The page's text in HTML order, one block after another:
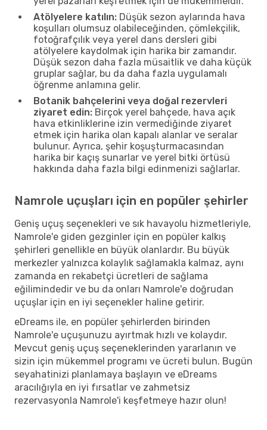
Atölyelere katılın: Düşük sezon aylarında hava
koşulları olumsuz olabileceğinden, çömlekçilik,
fotoğrafçılık veya yerel dans dersleri gibi
atölyelere kaydolmak için harika bir zamandır.
Düşük sezon daha fazla müsaitlik ve daha küçük
gruplar sağlar, bu da daha fazla uygulamalı
öğrenme anlamına gelir.
Botanik bahçelerini veya doğal rezervleri
ziyaret edin: Birçok yerel bahçede, hava açık
hava etkinliklerine izin vermediğinde ziyaret
etmek için harika olan kapalı alanlar ve seralar
bulunur. Ayrıca, şehir koşuşturmacasından
harika bir kaçış sunarlar ve yerel bitki örtüsü
hakkında daha fazla bilgi edinmenizi sağlarlar.
Namrole uçuşları için en popüler şehirler
Geniş uçuş seçenekleri ve sık havayolu hizmetleriyle,
Namrole'e giden gezginler için en popüler kalkış
şehirleri genellikle en büyük olanlardır. Bu büyük
merkezler yalnızca kolaylık sağlamakla kalmaz, aynı
zamanda en rekabetçi ücretleri de sağlama
eğilimindedir ve bu da onları Namrole'e doğrudan
uçuşlar için en iyi seçenekler haline getirir.
eDreams ile, en popüler şehirlerden birinden
Namrole'e uçuşunuzu ayırtmak hızlı ve kolaydır.
Mevcut geniş uçuş seçeneklerinden yararlanın ve
sizin için mükemmel programı ve ücreti bulun. Bugün
seyahatinizi planlamaya başlayın ve eDreams
aracılığıyla en iyi fırsatlar ve zahmetsiz
rezervasyonla Namrole'i keşfetmeye hazır olun!